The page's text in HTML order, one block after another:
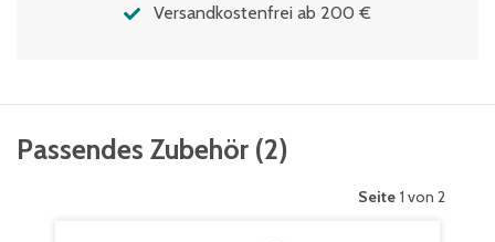
Versandkostenfrei ab 200 €
Passendes Zubehör (2)
Seite 1 von 2